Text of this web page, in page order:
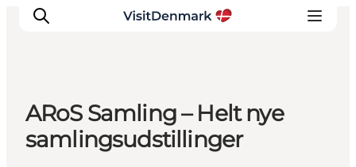
Inspiration
Destinationer
ARoS Samling – Helt nye
samlingsudstillinger